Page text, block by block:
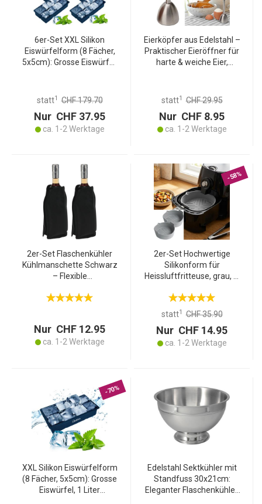
6er-Set XXL Silikon
Eiswürfelform (8 Fächer,
5x5cm): Grosse Eiswürfel,
wiederverwendbare
statt1 CHF 179.70
Nur CHF 37.95
ca. 1-2 Werktage
Eierköpfer aus Edelstahl –
Praktischer Eieröffner für
harte & weiche Eier,
statt1 CHF 29.95
Nur CHF 8.95
ca. 1-2 Werktage
2er-Set Flaschenkühler
Kühlmanschette Schwarz
– Flexible
Weinflasche, Sektflasche
Nur CHF 12.95
ca. 1-2 Werktage
-58%
2er-Set Hochwertige
Silikonform für
Heissluftfritteuse, grau, Ø
hitzebeständig &
spülmaschinenfest
statt1 CHF 35.90
Nur CHF 14.95
ca. 1-2 Werktage
-70%
XXL Silikon Eiswürfelform
(8 Fächer, 5x5cm): Grosse
Eiswürfel, 1 Liter
Edelstahl Sektkühler mit
Standfuss 30x21cm:
Eleganter Flaschenkühler,